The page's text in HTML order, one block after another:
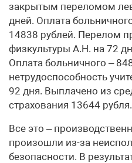
закрытым переломом
дней. Оплата
14838 рублей. Перелом
физкультуры А.Н. на 72
Оплата больничного –
нетрудоспособность
92 дня. Выплачено из
страхования 13644 рубля.
Все это –
произошли из-за
безопасности. В